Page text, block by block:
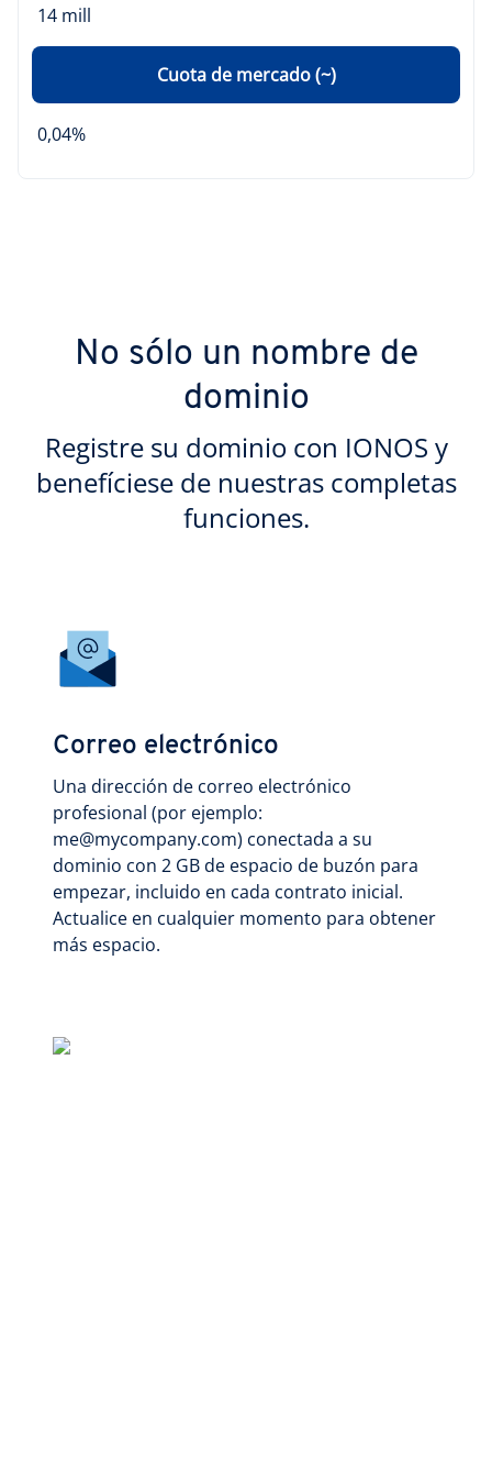
14 mill
Cuota de mercado (~)
0,04%
No sólo un nombre de
dominio
Registre su dominio con IONOS y
benefíciese de nuestras completas
funciones.
Correo electrónico
Una dirección de correo electrónico
profesional (por ejemplo:
me@mycompany.com) conectada a su
dominio con 2 GB de espacio de buzón para
empezar, incluido en cada contrato inicial.
Actualice en cualquier momento para obtener
más espacio.